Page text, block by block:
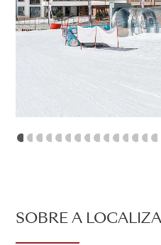
1 2 3 4 5 6 7 8 9 10
SOBRE A